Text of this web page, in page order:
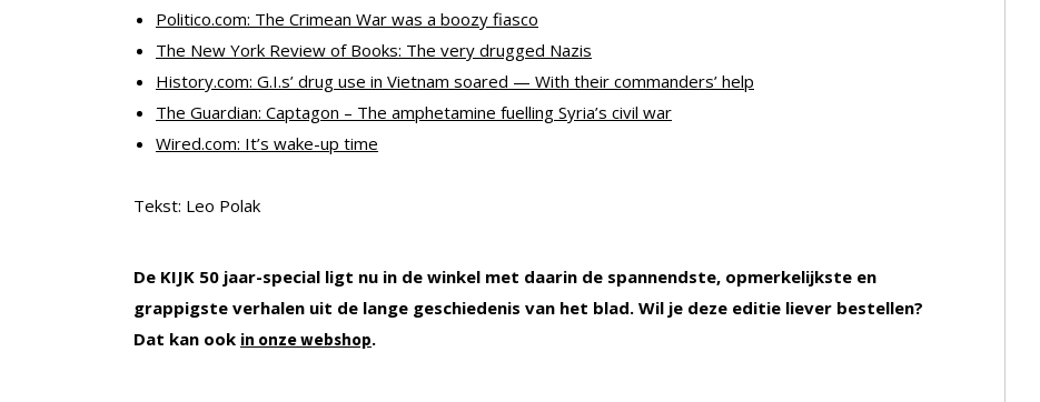
Politico.com: The Crimean War was a boozy fiasco
The New York Review of Books: The very drugged Nazis
History.com: G.I.s’ drug use in Vietnam soared — With their commanders’ help
The Guardian: Captagon – The amphetamine fuelling Syria’s civil war
Wired.com: It’s wake-up time
Tekst: Leo Polak
De KIJK 50 jaar-special ligt nu in de winkel met daarin de spannendste, opmerkelijkste en
grappigste verhalen uit de lange geschiedenis van het blad. Wil je deze editie liever bestellen?
Dat kan ook in onze webshop.